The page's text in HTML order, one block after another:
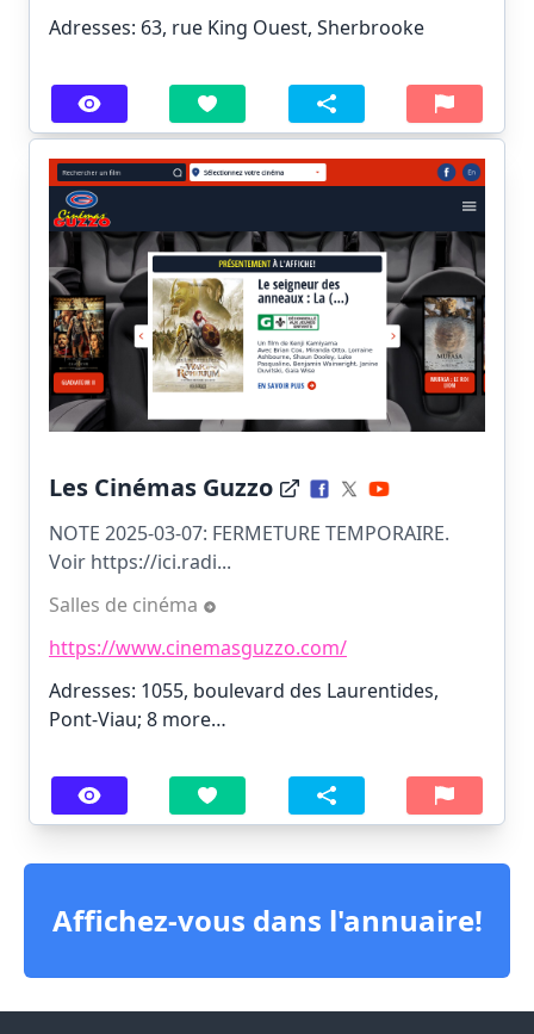
Adresses: 63, rue King Ouest, Sherbrooke
Les Cinémas Guzzo
NOTE 2025-03-07: FERMETURE TEMPORAIRE.
Voir https://ici.radi...
Salles de cinéma
https://www.cinemasguzzo.com/
Adresses: 1055, boulevard des Laurentides,
Pont-Viau; 8 more…
Affichez-vous dans l'annuaire!